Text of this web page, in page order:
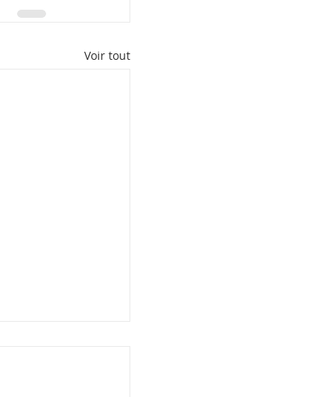
Voir tout